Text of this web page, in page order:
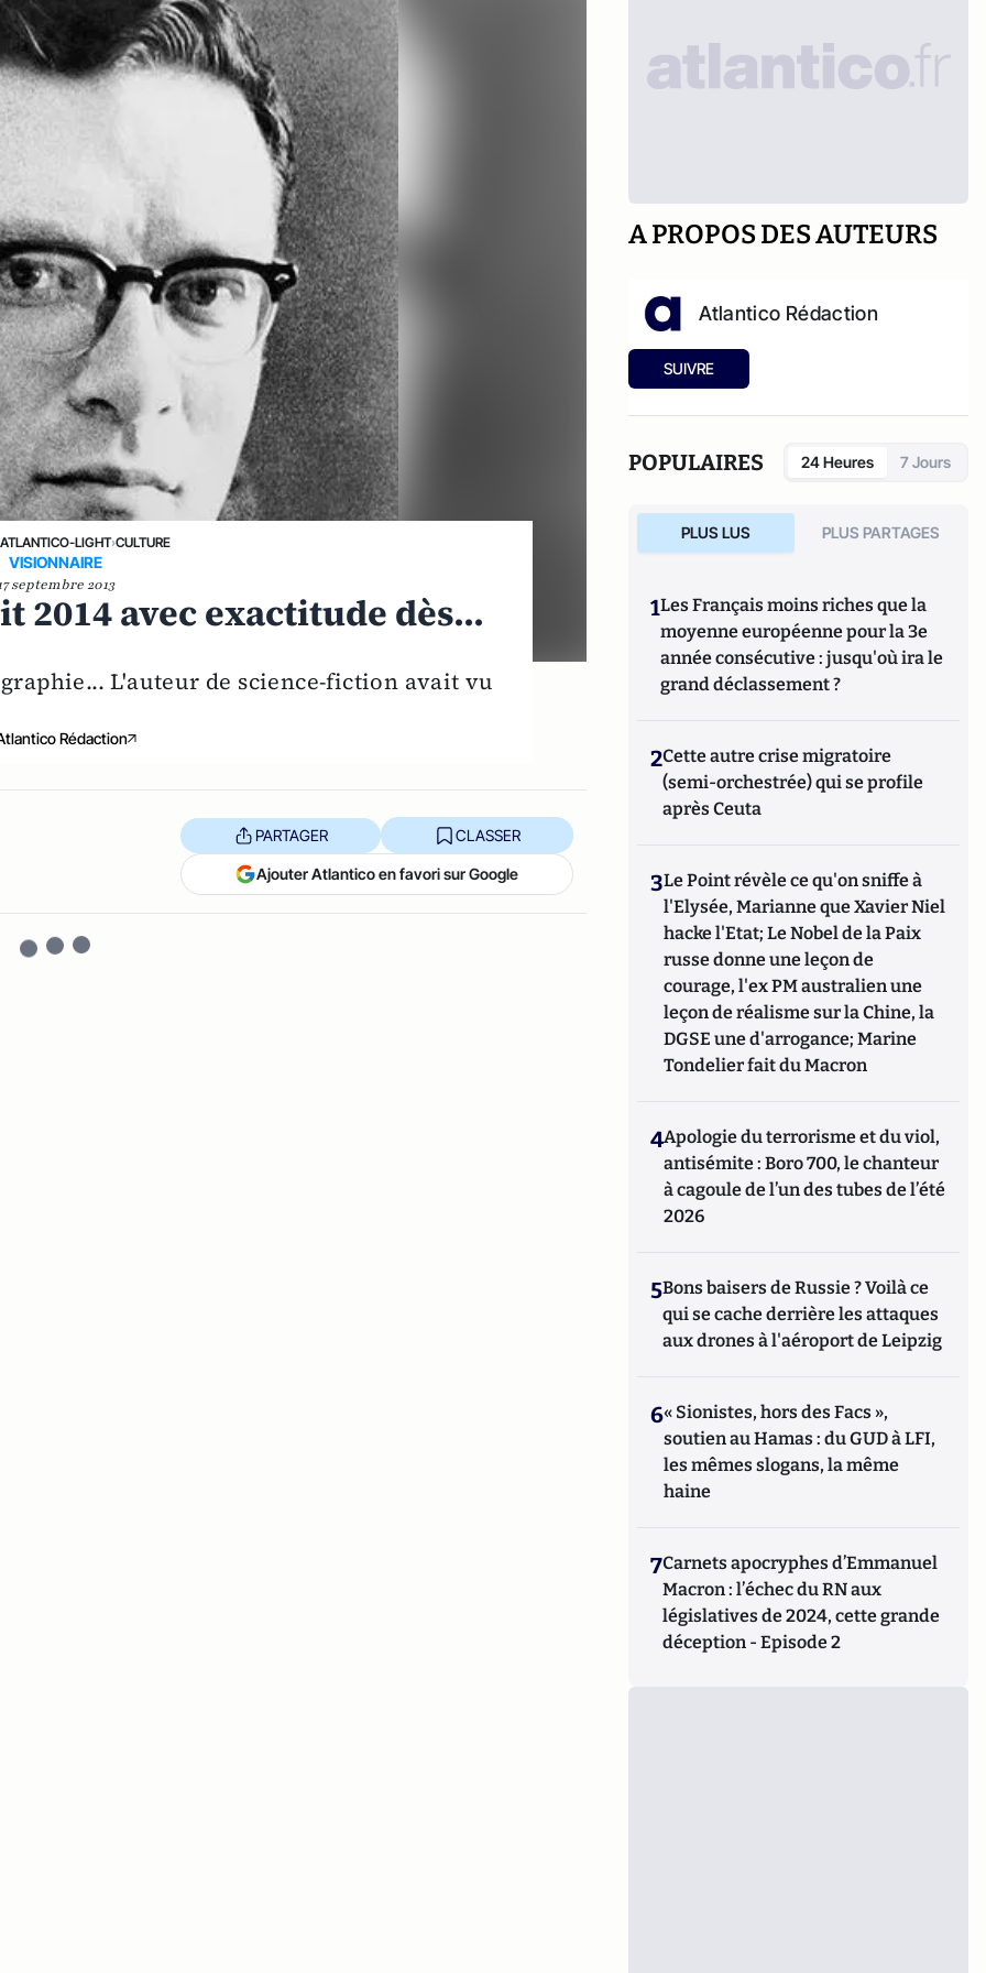
ATLANTICO-LIGHT›CULTURE
VISIONNAIRE
septembre 2013
2014 avec exactitude dès...
L'auteur de science-fiction avait vu
Rédaction
PARTAGER CLASSER
Ajouter Atlantico en favori sur Google
A PROPOS DES AUTEURS
Atlantico Rédaction
SUIVRE
POPULAIRES 24 Heures 7 Jours
PLUS LUS PLUS PARTAGES
1Les Français moins riches que la
moyenne européenne pour la 3e
année consécutive : jusqu'où ira le
grand déclassement ?
2Cette autre crise migratoire
(semi-orchestrée) qui se profile
après Ceuta
3Le Point révèle ce qu'on sniffe à
l'Elysée, Marianne que Xavier Niel
hacke l'Etat; Le Nobel de la Paix
russe donne une leçon de
courage, l'ex PM australien une
leçon de réalisme sur la Chine, la
DGSE une d'arrogance; Marine
Tondelier fait du Macron
4Apologie du terrorisme et du viol,
antisémite : Boro 700, le chanteur
à cagoule de l’un des tubes de l’été
2026
5Bons baisers de Russie ? Voilà ce
qui se cache derrière les attaques
aux drones à l'aéroport de Leipzig
6« Sionistes, hors des Facs »,
soutien au Hamas : du GUD à LFI,
les mêmes slogans, la même
haine
7Carnets apocryphes d’Emmanuel
Macron : l’échec du RN aux
législatives de 2024, cette grande
déception - Episode 2